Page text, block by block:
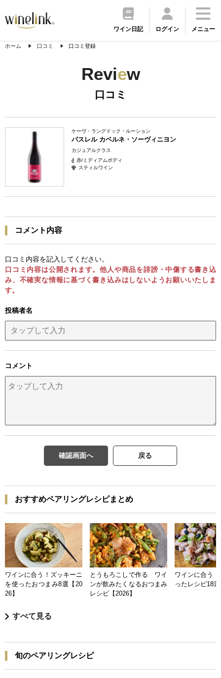
ワイン日記 ログイン メニュー
ホーム 口コミ 口コミ登録
Review
口コミ
ケーヴ・ラングドック・ルーション
パスレル カベルネ・ソーヴィニヨン
カジュアルクラス
赤/ミディアムボディ
スティルワイン
コメント内容
口コミ内容を記入してください。
口コミ内容は公開されます。他人や商品を誹謗・中傷する書き込
み、不確実な情報に基づく書き込みはしないようお願いいたしま
す。
投稿者名
コメント
確認画面へ 戻る
おすすめペアリングレシピまとめ
ワインに合う！ズッキーニ
を使ったおつまみ8選【20
26】
とうもろこしで作る ワイ
ンが飲みたくなるおつまみ
レシピ【2026】
ワインに合う
ったレシピ18
すべて見る
旬のペアリングレシピ